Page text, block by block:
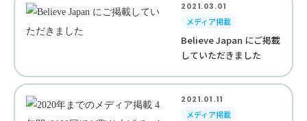
2021.03.01
メディア掲載
Believe Japan にご掲載
していただきました
2021.01.11
メディア掲載